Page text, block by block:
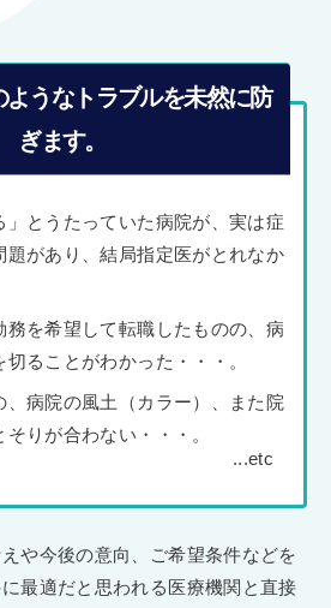
うなトラブルを未然に防
ぎます。
」とうたっていた病院が、実は症
題があり、結局指定医がとれなか
務を希望して転職したものの、病
ることがわかった・・・。
、病院の風土（カラー）、また院
りが合わない・・・。
や今後の意向、ご希望条件などを
最適だと思われる医療機関と直接